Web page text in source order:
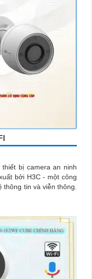
bị camera an ninh
bởi H3C - một công
thông tin và viễn thông.